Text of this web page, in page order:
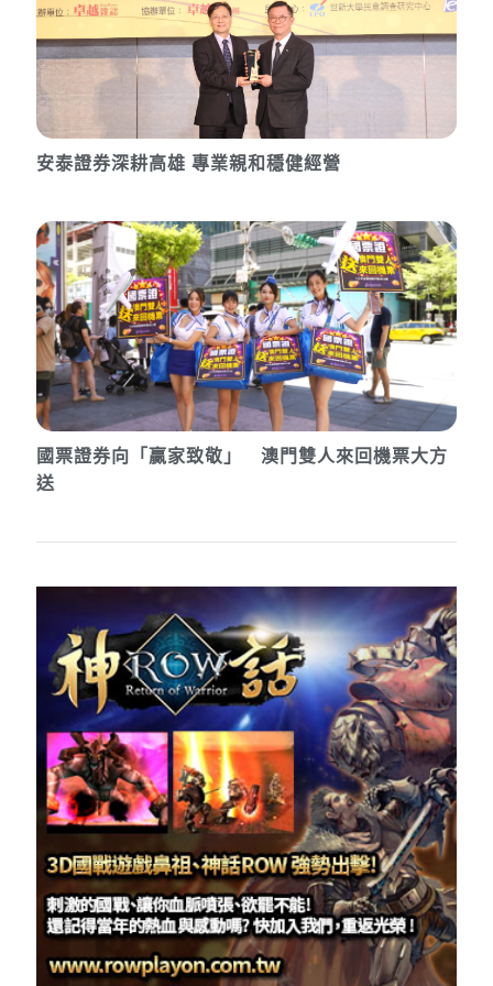
安泰證券深耕高雄 專業親和穩健經營
國票證券向「贏家致敬」 澳門雙人來回機票大方
送